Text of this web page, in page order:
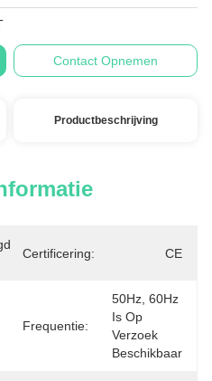
Contact Opnemen
Productbeschrijving
Certificering: CE
Frequentie:
50Hz, 60Hz
Is Op
Verzoek
Beschikbaar